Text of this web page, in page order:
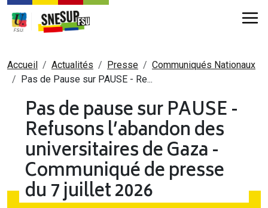
Aller au contenu principal
Fil d'Ariane
Accueil Actualités Presse
Communiqués Nationaux
Pas de Pause sur PAUSE - Re...
Pas de pause sur PAUSE -
Refusons l’abandon des
universitaires de Gaza -
Communiqué de presse
du 7 juillet 2026